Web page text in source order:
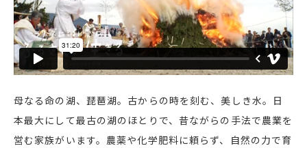
母なる命の湖、琵琶湖。古からの時を刻む、美しき水。日
本最大にして最古の湖のほとりで、昔ながらの手法で農業を
営む家族がいます。農薬や化学肥料に頼らず、自然の力で育